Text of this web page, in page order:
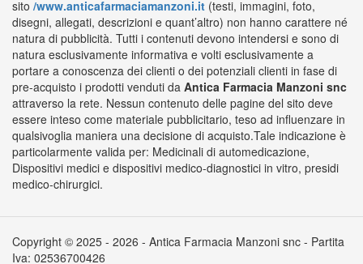
sito /www.anticafarmaciamanzoni.it (testi, immagini, foto,
disegni, allegati, descrizioni e quant’altro) non hanno carattere né
natura di pubblicità. Tutti i contenuti devono intendersi e sono di
natura esclusivamente informativa e volti esclusivamente a
portare a conoscenza dei clienti o dei potenziali clienti in fase di
pre-acquisto i prodotti venduti da Antica Farmacia Manzoni snc
attraverso la rete. Nessun contenuto delle pagine del sito deve
essere inteso come materiale pubblicitario, teso ad influenzare in
qualsivoglia maniera una decisione di acquisto.Tale indicazione è
particolarmente valida per: Medicinali di automedicazione,
Dispositivi medici e dispositivi medico-diagnostici in vitro, presidi
medico-chirurgici.
Copyright © 2025 - 2026 - Antica Farmacia Manzoni snc - Partita
Iva: 02536700426